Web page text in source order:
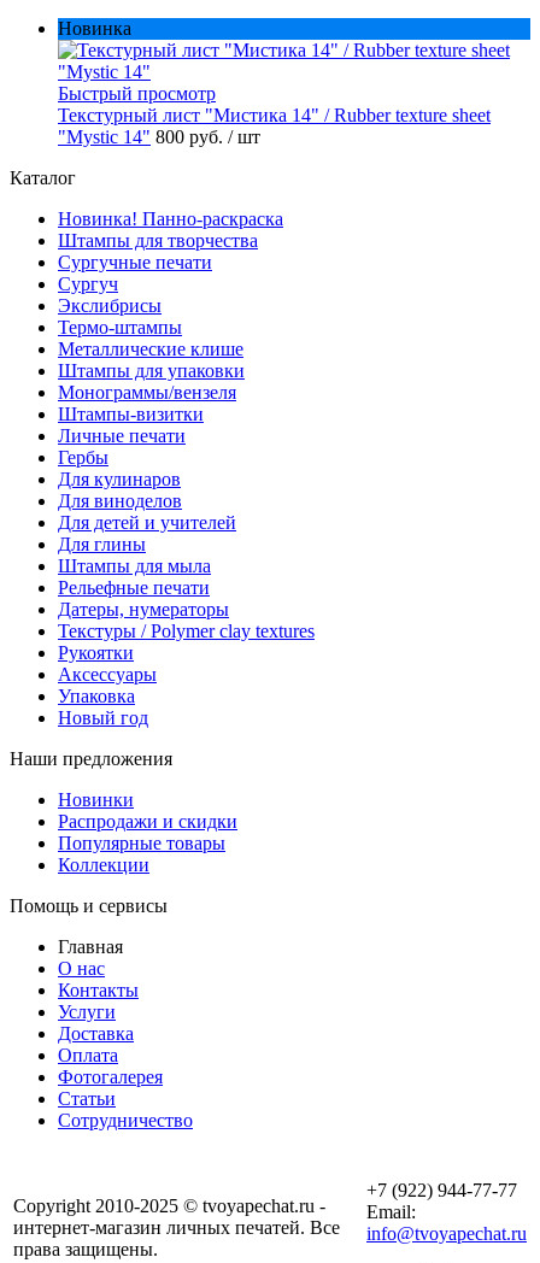
Новинка
Быстрый просмотр
Текстурный лист "Мистика 14" / Rubber texture sheet
"Mystic 14" 800 руб. / шт
Каталог
Новинка! Панно-раскраска
Штампы для творчества
Сургучные печати
Сургуч
Экслибрисы
Термо-штампы
Металлические клише
Штампы для упаковки
Монограммы/вензеля
Штампы-визитки
Личные печати
Гербы
Для кулинаров
Для виноделов
Для детей и учителей
Для глины
Штампы для мыла
Рельефные печати
Датеры, нумераторы
Текстуры / Polymer clay textures
Рукоятки
Аксессуары
Упаковка
Новый год
Наши предложения
Новинки
Распродажи и скидки
Популярные товары
Коллекции
Помощь и сервисы
Главная
О нас
Контакты
Услуги
Доставка
Оплата
Фотогалерея
Статьи
Сотрудничество
Copyright 2010-2025 © tvoyapechat.ru -
интернет-магазин личных печатей. Все
права защищены.
+7 (922) 944-77-77
Email:
info@tvoyapechat.ru